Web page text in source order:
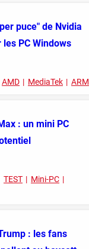
puce" de Nvidia
PC Windows
AMD MediaTek ARM
: un mini PC
TEST
Mini-PC
: les fans